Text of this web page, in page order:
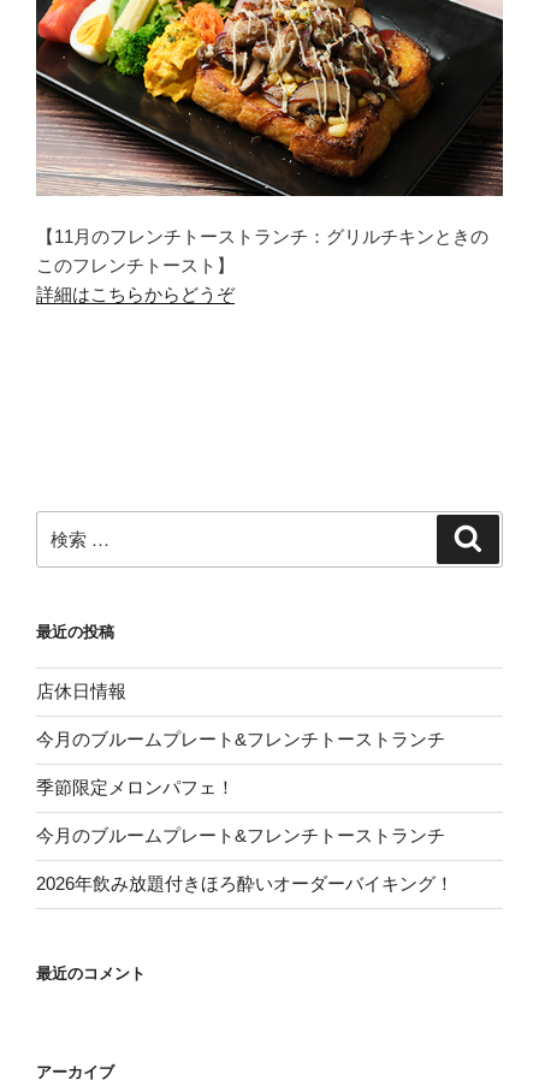
【11月のフレンチトーストランチ：グリルチキンときの
このフレンチトースト】
詳細はこちらからどうぞ
索:
最近の投稿
店休日情報
今月のブルームプレート&フレンチトーストランチ
季節限定メロンパフェ！
今月のブルームプレート&フレンチトーストランチ
2026年飲み放題付きほろ酔いオーダーバイキング！
最近のコメント
アーカイブ